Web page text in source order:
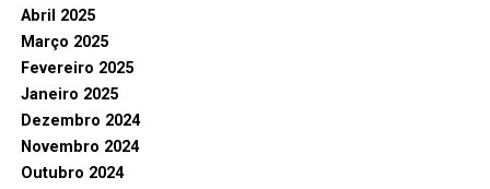
Abril 2025
Março 2025
Fevereiro 2025
Janeiro 2025
Dezembro 2024
Novembro 2024
Outubro 2024